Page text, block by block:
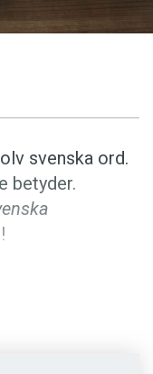
svenska ord.
betyder.